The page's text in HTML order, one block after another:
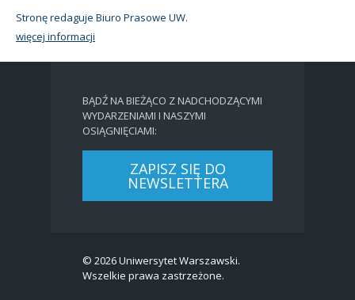
Stronę redaguje Biuro Prasowe UW.
więcej informacji
BĄDŹ NA BIEŻĄCO Z NADCHODZĄCYMI
WYDARZENIAMI I NASZYMI
OSIĄGNIĘCIAMI:
ZAPISZ SIĘ DO
NEWSLETTERA
© 2026 Uniwersytet Warszawski.
Wszelkie prawa zastrzeżone.